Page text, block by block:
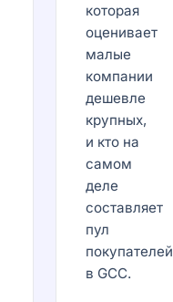
которая
оценивает
малые
компании
дешевле
крупных,
и кто на
самом
деле
составляет
пул
покупателей
в GCC.